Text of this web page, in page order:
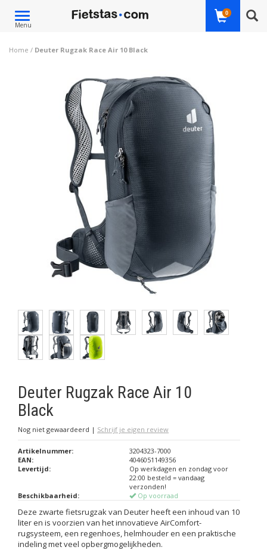
Toggle
navigation
Menu
0
Home / Deuter Rugzak Race Air 10 Black
Deuter Rugzak Race Air 10
Black
Nog niet gewaardeerd | Schrijf je eigen review
Artikelnummer:
3204323-7000
EAN:
4046051149356
Levertijd:
Op werkdagen en zondag voor
22:00 besteld = vandaag
verzonden!
Beschikbaarheid:
Op voorraad
Deze zwarte fietsrugzak van Deuter heeft een inhoud van 10
liter en is voorzien van het innovatieve AirComfort-
rugsysteem, een regenhoes, helmhouder en een praktische
indeling met veel opbergmogelijkheden.